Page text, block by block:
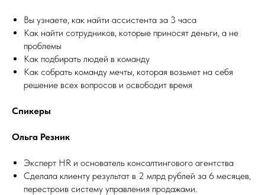
Вы узнаете, как найти ассистента за 3 часа
Как найти сотрудников, которые приносят деньги, а не
проблемы
Как подбирать людей в команду
Как собрать команду мечты, которая возьмет на себя
решение всех вопросов и освободит время
Спикеры
Ольга Резник
Эксперт HR и основатель консалтингового агентства
Сделала клиенту результат в 2 млрд рублей за 6 месяцев,
перестроив систему управления продажами.